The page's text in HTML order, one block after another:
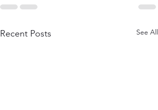
Recent Posts See All